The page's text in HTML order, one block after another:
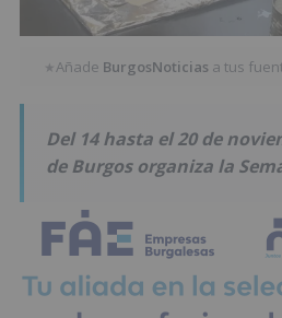
★Añade BurgosNoticias a tus
Del 14 hasta el 20 de
de Burgos organiza la